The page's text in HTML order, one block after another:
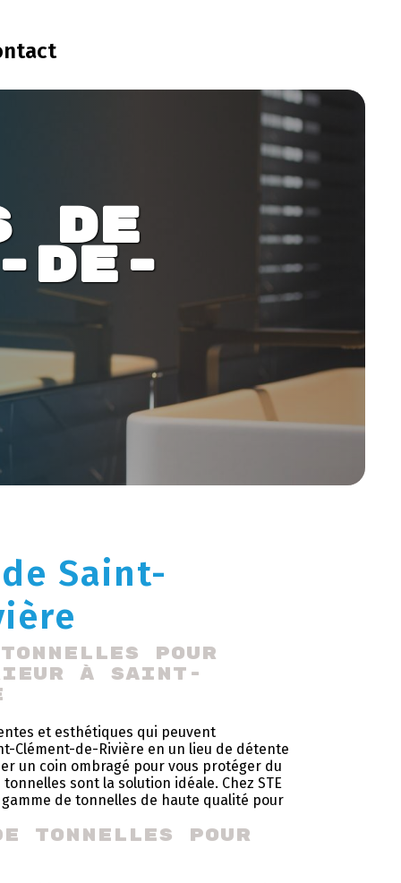
de
de-
Saint-
tonnelles pour
à Saint-
et esthétiques qui peuvent
Clément-de-Rivière en un lieu de détente
un coin ombragé pour vous protéger du
sont la solution idéale. Chez STE
de tonnelles de haute qualité pour
tonnelles pour